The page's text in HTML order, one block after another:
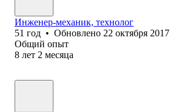
Инженер-механик, технолог
51 год • Обновлено 22 октября 2017
Общий опыт
8 лет 2 месяца